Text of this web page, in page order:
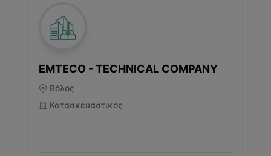
EMTECO - TECHNICAL COMPANY
Βόλος
Κατασκευαστικός